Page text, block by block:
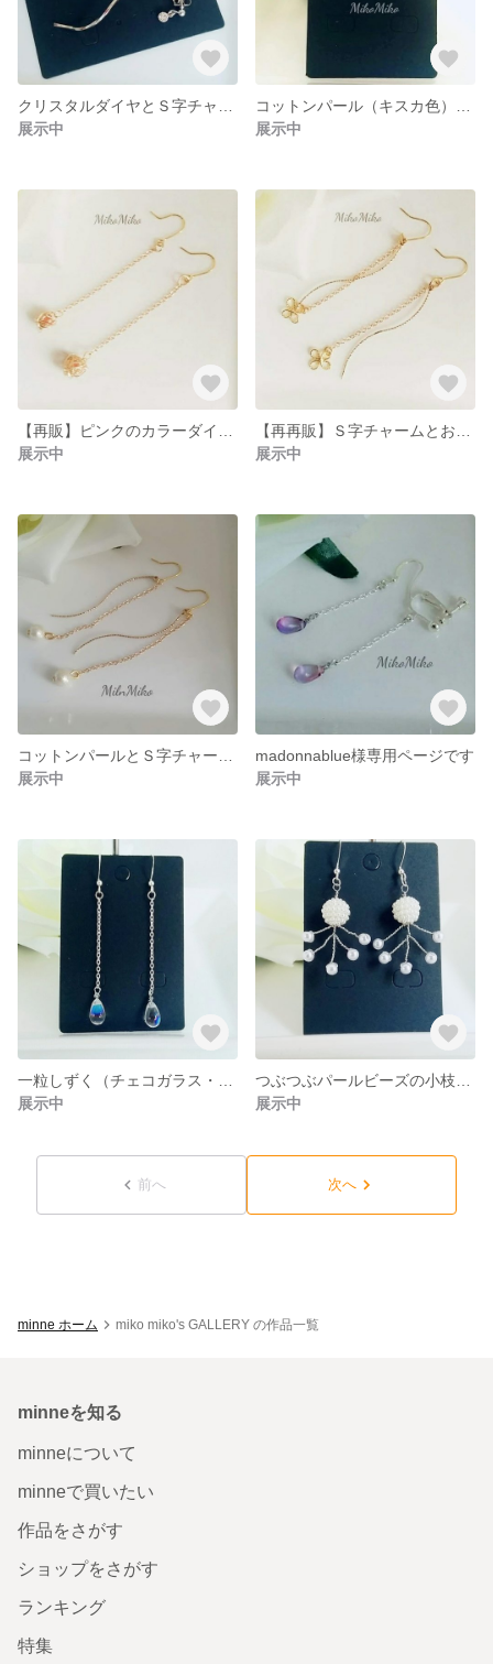
展示中
展示中
展示中
展示中
展示中
madonnablue様専用ページです
展示中
展示中
展示中
前へ 次へ
minne ホーム miko miko's GALLERY の作品一覧
minneを知る
minneについて
minneで買いたい
作品をさがす
ショップをさがす
ランキング
特集